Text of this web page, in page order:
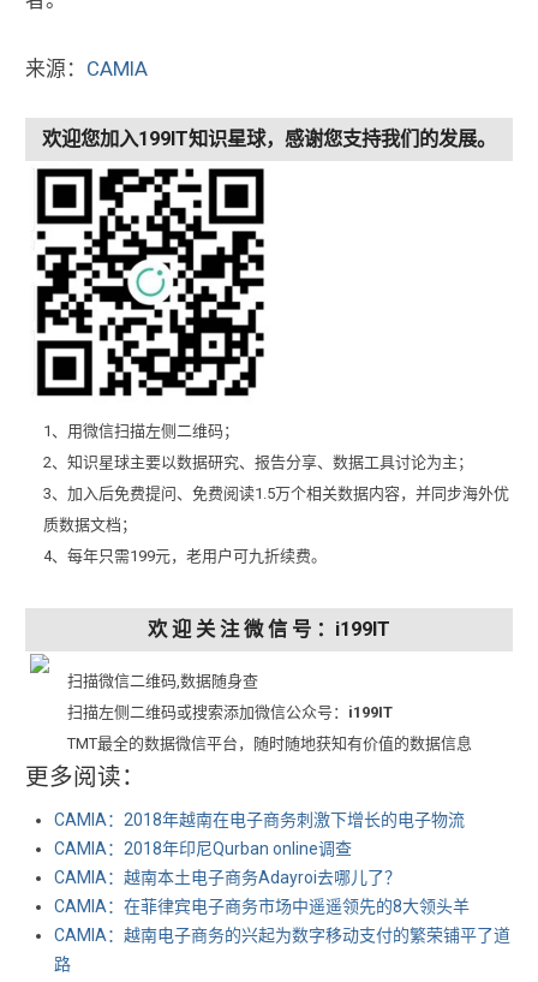
来源： CAMIA
欢迎您加入199IT知识星球，感谢您支持我们的发展。
1、用微信扫描左侧二维码；
2、知识星球主要以数据研究、报告分享、数据工具讨论为主；
3、加入后免费提问、免费阅读1.5万个相关数据内容，并同步海外优
质数据文档；
4、每年只需199元，老用户可九折续费。
欢 迎 关 注 微 信 号 ：i199IT
扫描微信二维码,数据随身查
扫描左侧二维码或搜索添加微信公众号： i199IT
TMT最全的数据微信平台，随时随地获知有价值的数据信息
更多阅读：
CAMIA：2018年越南在电子商务刺激下增长的电子物流
CAMIA：2018年印尼Qurban online调查
CAMIA：越南本土电子商务Adayroi去哪儿了？
CAMIA：在菲律宾电子商务市场中遥遥领先的8大领头羊
CAMIA：越南电子商务的兴起为数字移动支付的繁荣铺平了道
路